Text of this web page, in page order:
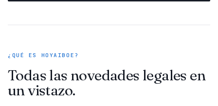
¿QUÉ ES HOYAIBOE?
Todas las novedades legales en
un vistazo.